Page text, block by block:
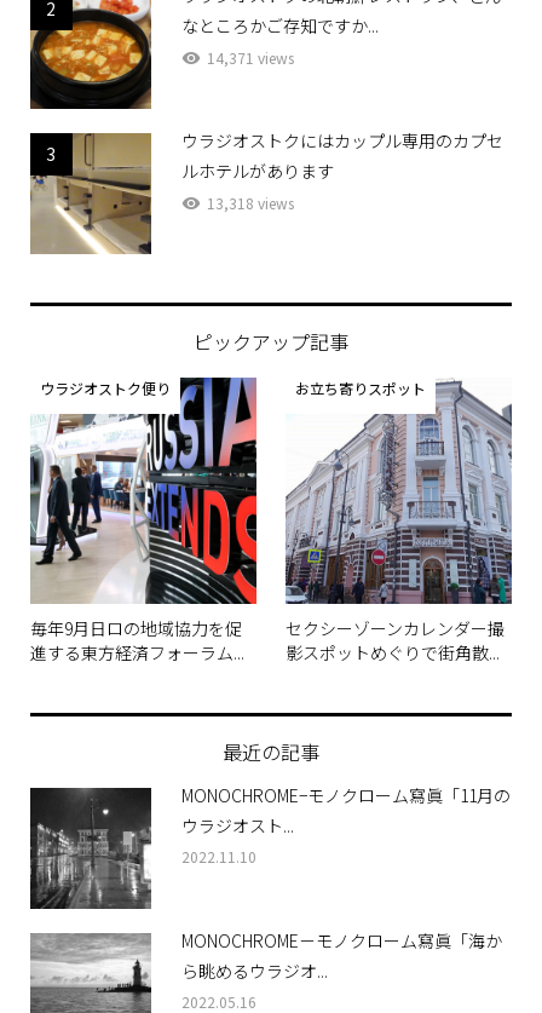
2
なところかご存知ですか...
14,371 views
3
ウラジオストクにはカップル専用のカプセ
ルホテルがあります
13,318 views
ピックアップ記事
ウラジオストク便り
毎年9月日ロの地域協力を促
進する東方経済フォーラム...
お立ち寄りスポット
セクシーゾーンカレンダー撮
影スポットめぐりで街角散...
最近の記事
MONOCHROME−モノクローム寫眞「11月の
ウラジオスト...
2022.11.10
MONOCHROME－モノクローム寫眞「海か
ら眺めるウラジオ...
2022.05.16